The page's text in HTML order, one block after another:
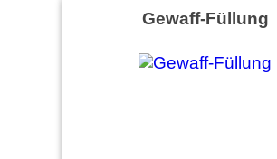
Gewaff-Füllung